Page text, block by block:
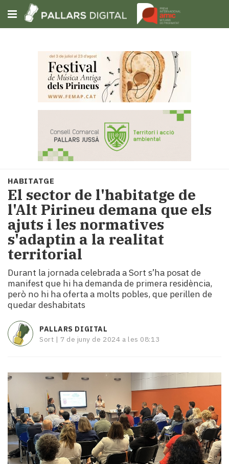
Subscriu-t'hi
Portada
Societat
Política
i
municipis
Economia
i
turisme
Cultura
Esports
Mai
tant!
TV
i
mitjans
El
Entrevistes
Enquestes
A
escena!
Dis
la
teva!
Subscriptors
HABITATGE
El sector de l'habitatge de
l'Alt Pirineu demana que els
ajuts i les normatives
s'adaptin a la realitat
territorial
Durant la jornada celebrada a Sort s’ha posat de
manifest que hi ha demanda de primera residència,
però no hi ha oferta a molts pobles, que perillen de
quedar deshabitats
PALLARS DIGITAL
Sort | 7 de juny de 2024 a les 08:13